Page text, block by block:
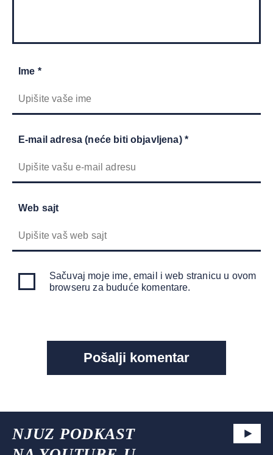
Ime *
E-mail adresa (neće biti objavljena) *
Web sajt
Sačuvaj moje ime, email i web stranicu u ovom
browseru za buduće komentare.
NJUZ PODKAST